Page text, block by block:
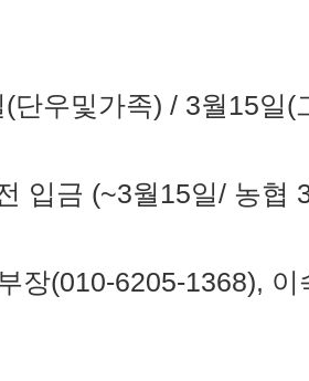
단우및가족) / 3월15일(
입금 (~3월15일/ 농협
장(010-6205-1368),